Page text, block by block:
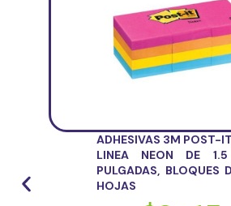
ADHESIVAS 3M POST-
LINEA NEON DE
PULGADAS, BLOQUES
HOJAS